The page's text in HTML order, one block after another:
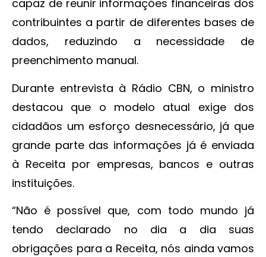
capaz de reunir informações financeiras dos
contribuintes a partir de diferentes bases de
dados, reduzindo a necessidade de
preenchimento manual.
Durante entrevista à Rádio CBN, o ministro
destacou que o modelo atual exige dos
cidadãos um esforço desnecessário, já que
grande parte das informações já é enviada
à Receita por empresas, bancos e outras
instituições.
“Não é possível que, com todo mundo já
tendo declarado no dia a dia suas
obrigações para a Receita, nós ainda vamos